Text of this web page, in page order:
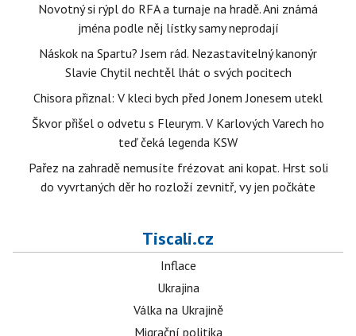
Novotný si rýpl do RFA a turnaje na hradě. Ani známá
jména podle něj lístky samy neprodají
Náskok na Spartu? Jsem rád. Nezastavitelný kanonýr
Slavie Chytil nechtěl lhát o svých pocitech
Chisora přiznal: V kleci bych před Jonem Jonesem utekl
Škvor přišel o odvetu s Fleurym. V Karlových Varech ho
teď čeká legenda KSW
Pařez na zahradě nemusíte frézovat ani kopat. Hrst soli
do vyvrtaných děr ho rozloží zevnitř, vy jen počkáte
Tiscali.cz
Inflace
Ukrajina
Válka na Ukrajině
Migrační politika